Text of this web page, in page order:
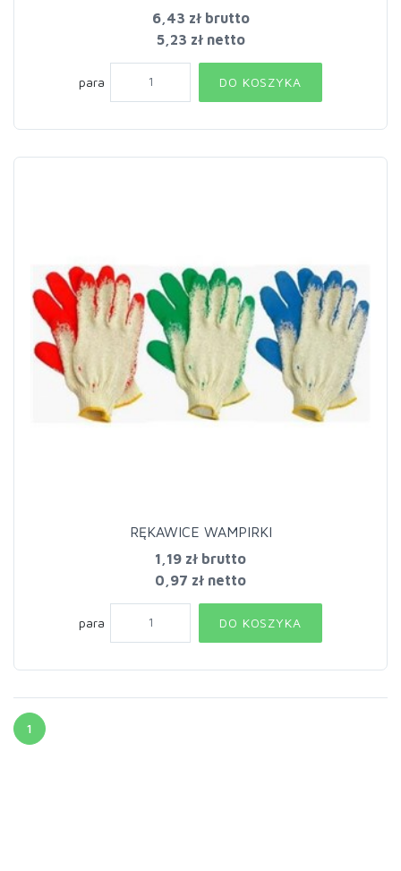
6,43 złbrutto
5,23 zł netto
para DO KOSZYKA
RĘKAWICE WAMPIRKI
1,19 zł brutto
0,97 zł netto
para DO KOSZYKA
1